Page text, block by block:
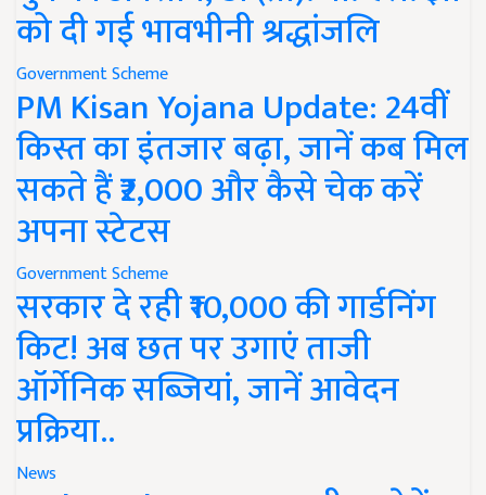
को दी गई भावभीनी श्रद्धांजलि
Government Scheme
PM Kisan Yojana Update: 24वीं
किस्त का इंतजार बढ़ा, जानें कब मिल
सकते हैं ₹2,000 और कैसे चेक करें
अपना स्टेटस
Government Scheme
सरकार दे रही ₹10,000 की गार्डनिंग
किट! अब छत पर उगाएं ताजी
ऑर्गेनिक सब्जियां, जानें आवेदन
प्रक्रिया..
News